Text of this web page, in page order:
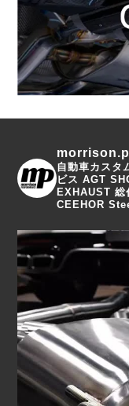
自動車カスタ
ビス AGT
EXHAUST 総
CEEHOR